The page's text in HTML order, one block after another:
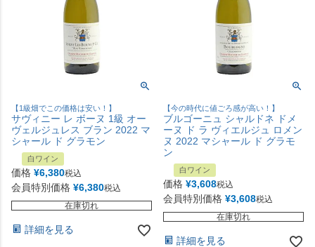
【1級畑でこの価格は安い！】
サヴィニー レ ボーヌ 1級 オー
ヴェルジュレス ブラン 2022 マ
シャール ド グラモン
白ワイン
価格 ¥6,380税込
会員特別価格 ¥6,380税込
在庫切れ
詳細を見る
【今の時代に値ごろ感が高い！】
ブルゴーニュ シャルドネ ドメ
ーヌ ド ラ ヴィエルジュ ロメン
ヌ 2022 マシャール ド グラモ
ン
白ワイン
価格 ¥3,608税込
会員特別価格 ¥3,608税込
在庫切れ
詳細を見る